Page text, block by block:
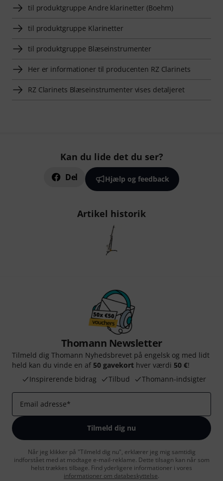
til produktgruppe Andre klarinetter (Boehm)
til produktgruppe Klarinetter
til produktgruppe Blæseinstrumenter
Her er informationer til producenten RZ Clarinets
RZ Clarinets Blæseinstrumenter vises detaljeret
Kan du lide det du ser?
Del Hjælp og feedback
Artikel historik
Thomann Newsletter
Tilmeld dig Thomann Nyhedsbrevet på engelsk og med lidt
held kan du vinde en af 50 gavekort hver værdi 50 €!
Inspirerende bidrag
Tilbud Thomann-indsigter
Email adresse*
Tilmeld dig nu
Når jeg klikker på "Tilmeld dig nu", erklærer jeg mig samtidig
indforstået med at modtage e-mail-reklame. Dette tilsagn kan når som
helst trækkes tilbage. Find yderligere informationer i vores
informationer om databeskyttelse.